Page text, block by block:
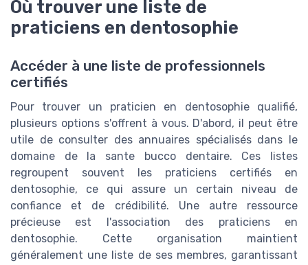
Où trouver une liste de
praticiens en dentosophie
Accéder à une liste de professionnels
certifiés
Pour trouver un praticien en dentosophie qualifié,
plusieurs options s'offrent à vous. D'abord, il peut être
utile de consulter des annuaires spécialisés dans le
domaine de la sante bucco dentaire. Ces listes
regroupent souvent les praticiens certifiés en
dentosophie, ce qui assure un certain niveau de
confiance et de crédibilité. Une autre ressource
précieuse est l'association des praticiens en
dentosophie. Cette organisation maintient
généralement une liste de ses membres, garantissant